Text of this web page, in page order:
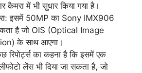
कैमरा में भी सुधार किया गया है।
इसमें 50MP का Sony IMX906
है जो OIS (Optical Image
के साथ आएगा।
रिपोर्ट्स का कहना है कि इसमें एक
लेंस भी दिया जा सकता है, जो